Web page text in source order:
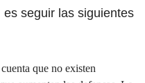
seguir las siguientes
que no existen